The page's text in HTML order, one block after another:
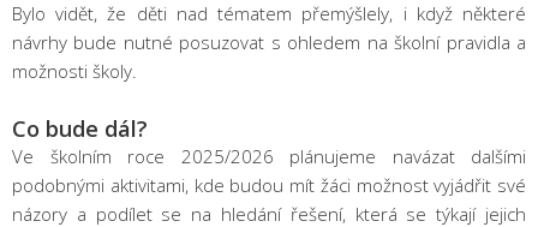
Bylo vidět, že děti nad tématem přemýšlely, i když některé
návrhy bude nutné posuzovat s ohledem na školní pravidla a
možnosti školy.
Co bude dál?
Ve školním roce 2025/2026 plánujeme navázat dalšími
podobnými aktivitami, kde budou mít žáci možnost vyjádřit své
názory a podílet se na hledání řešení, která se týkají jejich